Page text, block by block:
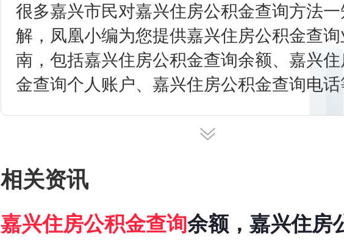
很多嘉兴市民对嘉兴住房公积金查询方法
解，凤凰小编为您提供嘉兴住房公积金查
南，包括嘉兴住房公积金查询余额、嘉兴
金查询个人账户、嘉兴住房公积金查询电
如何查询余额，及时发布最新嘉兴住房公
相关资讯
嘉兴住房公积金查询余额，嘉兴住房